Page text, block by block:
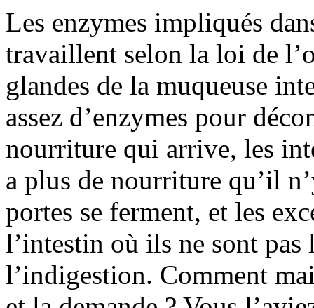
Les enzymes impliqués
travaillent selon la loi de
glandes de la muqueuse
assez d’enzymes pour
nourriture qui arrive, les
a plus de nourriture qu’il
portes se ferment, et les
l’intestin où ils ne sont pas
l’indigestion. Comment